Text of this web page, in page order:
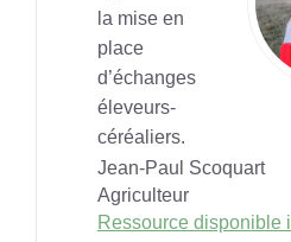
la mise en
place
d’échanges
éleveurs-
céréaliers.
Jean-Paul Scoquart
Agriculteur
Ressource disponible